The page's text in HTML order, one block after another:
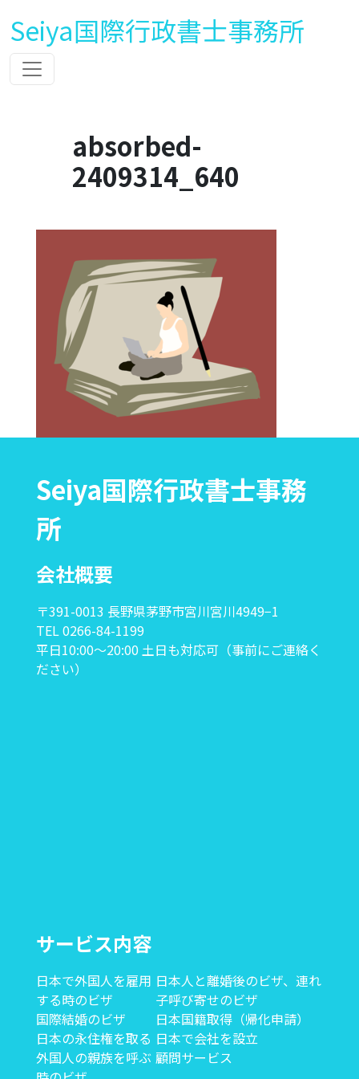
Seiya国際行政書士事務所
absorbed-
2409314_640
Seiya国際行政書士事務
所
会社概要
〒391-0013 長野県茅野市宮川宮川4949−1
TEL 0266-84-1199
平日10:00〜20:00 土日も対応可（事前にご連絡く
ださい）
サービス内容
日本で外国人を雇用
する時のビザ
国際結婚のビザ
日本の永住権を取る
外国人の親族を呼ぶ
日本人と離婚後のビザ、連れ
子呼び寄せのビザ
日本国籍取得（帰化申請）
日本で会社を設立
顧問サービス